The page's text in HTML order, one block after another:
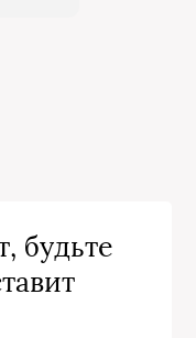
будьте